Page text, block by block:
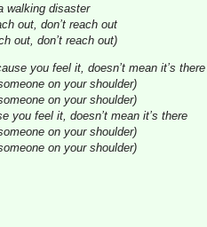
walking disaster
out, don’t reach out
out, don’t reach out)
you feel it, doesn’t mean it’s there
on your shoulder)
on your shoulder)
you feel it, doesn’t mean it’s there
on your shoulder)
on your shoulder)